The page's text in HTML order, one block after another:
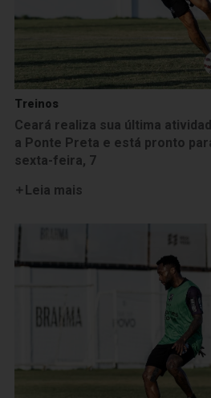
Treinos
Ceará realiza sua última
a Ponte Preta e está pronto
sexta-feira, 7
Leia mais